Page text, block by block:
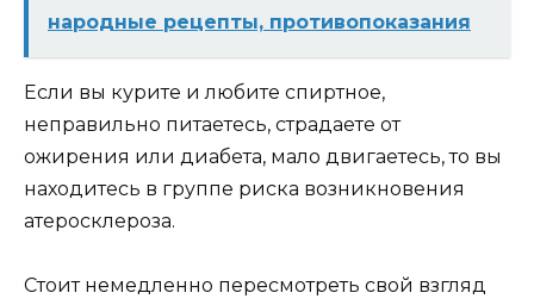
народные рецепты, противопоказания
Если вы курите и любите спиртное,
неправильно питаетесь, страдаете от
ожирения или диабета, мало двигаетесь, то вы
находитесь в группе риска возникновения
атеросклероза.
Стоит немедленно пересмотреть свой взгляд